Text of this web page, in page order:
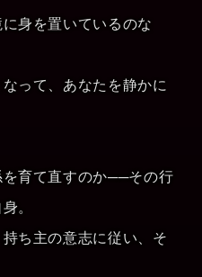
身を置いているのな
って、あなたを静かに
育て直すのか──その行
。
ち主の意志に従い、そ